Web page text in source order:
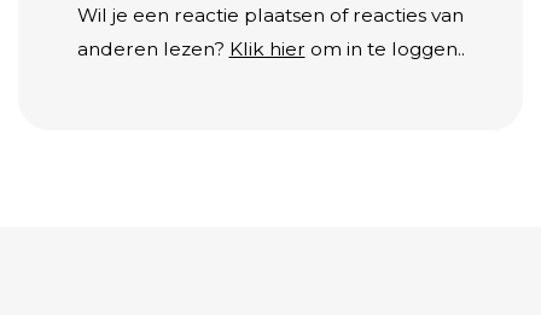
Wil je een reactie plaatsen of reacties van
anderen lezen? Klik hier om in te loggen..